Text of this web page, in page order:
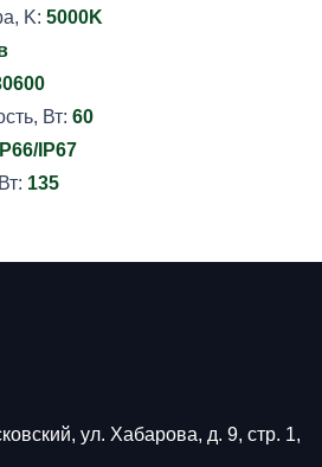
K: 5000K
Вт: 60
IP66/IP67
135
ул. Хабарова, д. 9, стр. 1,